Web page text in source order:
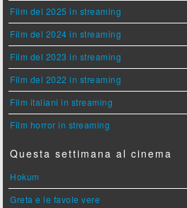
Film del 2025 in streaming
Film del 2024 in streaming
Film del 2023 in streaming
Film del 2022 in streaming
Film italiani in streaming
Film horror in streaming
Questa settimana al cinema
Hokum
Greta e le favole vere